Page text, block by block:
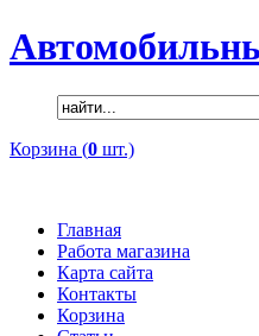
Корзина (0 шт.)
Главная
Работа магазина
Карта сайта
Контакты
Корзина